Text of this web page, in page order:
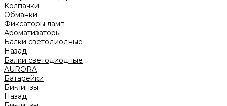
Колпачки
Обманки
Фиксаторы ламп
Ароматизаторы
Балки светодиодные
Назад
Балки светодиодные
AURORA
Батарейки
Би-линзы
Назад